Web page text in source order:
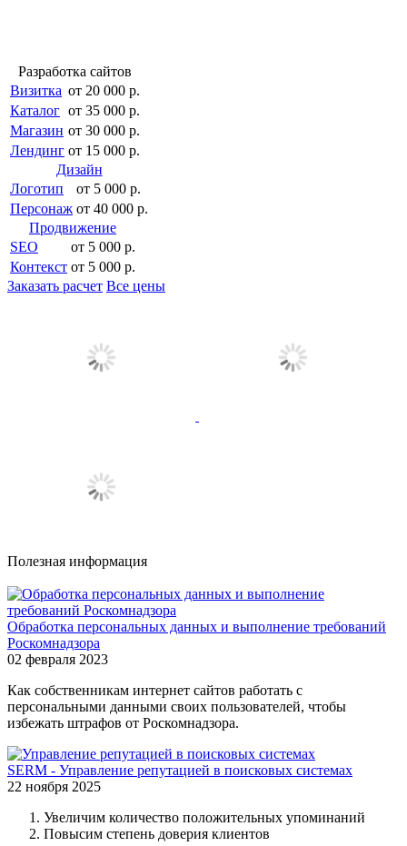
Разработка сайтов
Визитка от 20 000 р.
Каталог от 35 000 р.
Магазин от 30 000 р.
Лендинг от 15 000 р.
Дизайн
Логотип
от 5 000 р.
Персонаж от 40 000 р.
Продвижение
SEO
от 5 000 р.
Контекст от 5 000 р.
Заказать расчет Все цены
Полезная информация
Обработка персональных данных и выполнение требований
Роскомнадзора
02 февраля 2023
Как собственникам интернет сайтов работать с
персональными данными своих пользователей, чтобы
избежать штрафов от Роскомнадзора.
SERM - Управление репутацией в поисковых системах
22 ноября 2025
Увеличим количество положительных упоминаний
Повысим степень доверия клиентов